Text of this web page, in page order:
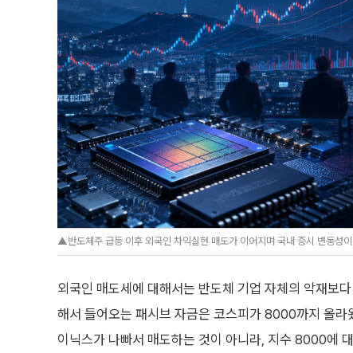
▲반도체주 급등 이후 외국인 차익실현 매도가 이어지며 국내 증시 변동성
외국인 매도세에 대해서는 반도체 기업 자체의 악재보
해서 들어오는 패시브 자금은 코스피가 8000까지 올
이닉스가 나빠서 매도하는 것이 아니라, 지수 8000에